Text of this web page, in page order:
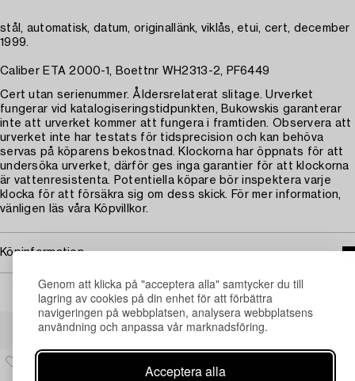
Genom att klicka på "acceptera alla" samtycker du till
lagring av cookies på din enhet för att förbättra
navigeringen på webbplatsen, analysera webbplatsens
användning och anpassa vår marknadsföring.
Acceptera alla
stål, automatisk, datum, originallänk, viklås, etui, cert, december
1999.
Caliber ETA 2000-1, Boettnr WH2313-2, PF6449
Cert utan serienummer. Åldersrelaterat slitage. Urverket
fungerar vid katalogiseringstidpunkten, Bukowskis garanterar
inte att urverket kommer att fungera i framtiden. Observera att
urverket inte har testats för tidsprecision och kan behöva
servas på köparens bekostnad. Klockorna har öppnats för att
undersöka urverket, därför ges inga garantier för att klockorna
är vattenresistenta. Potentiella köpare bör inspektera varje
klocka för att försäkra sig om dess skick. För mer information,
vänligen läs våra Köpvillkor.
Köpinformation
Andra har även tittat på